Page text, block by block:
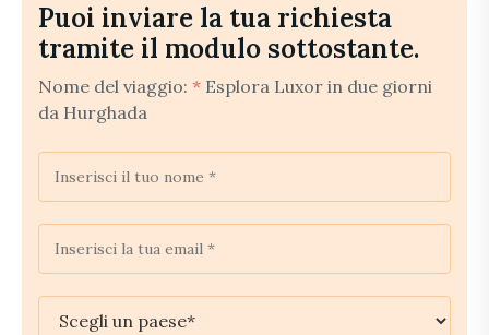
Puoi inviare la tua richiesta
tramite il modulo sottostante.
Nome del viaggio: * Esplora Luxor in due giorni
da Hurghada